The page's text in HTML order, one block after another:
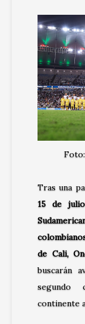
Tras una
15 de
de Cali,
buscarán
segundo
continente